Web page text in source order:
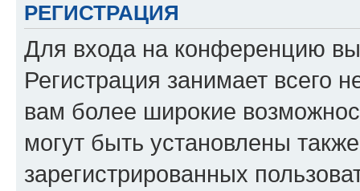
РЕГИСТРАЦИЯ
Для входа на конференцию
Регистрация занимает всего
вам более широкие
могут быть установлены
зарегистрированных